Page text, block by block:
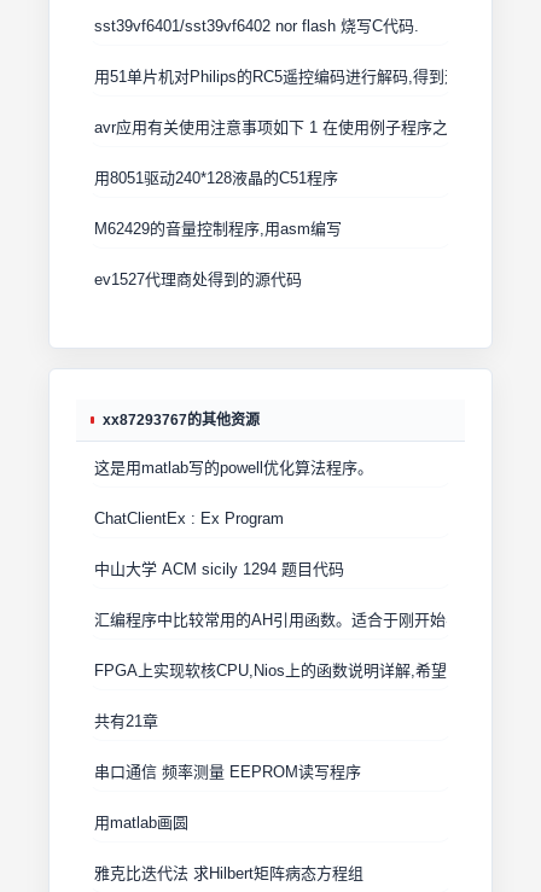
sst39vf6401/sst39vf6402 nor flash 烧写C代码.
用51单片机对Philips的RC5遥控编码进行解码,得到遥控器的键值
avr应用有关使用注意事项如下 1 在使用例子程序之前将库文件
用8051驱动240*128液晶的C51程序
M62429的音量控制程序,用asm编写
ev1527代理商处得到的源代码
xx87293767的其他资源
这是用matlab写的powell优化算法程序。
ChatClientEx : Ex Program
中山大学 ACM sicily 1294 题目代码
汇编程序中比较常用的AH引用函数。适合于刚开始学汇编语言
FPGA上实现软核CPU,Nios上的函数说明详解,希望对大家有用。
共有21章
串口通信 频率测量 EEPROM读写程序
用matlab画圆
雅克比迭代法 求Hilbert矩阵病态方程组